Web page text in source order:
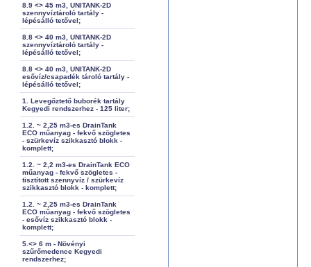
8.9 <> 45 m3, UNITANK-2D
szennyvíztároló tartály -
lépésálló tetővel;
8.8 <> 40 m3, UNITANK-2D
szennyvíztároló tartály -
lépésálló tetővel;
8.8 <> 40 m3, UNITANK-2D
esővíz/csapadék tároló tartály -
lépésálló tetővel;
1. Levegőztető buborék tartály
Kegyedi rendszerhez - 125 liter;
1.2. ~ 2,25 m3-es DrainTank
ECO műanyag - fekvő szögletes
- szürkevíz szikkasztó blokk -
komplett;
1.2. ~ 2,2 m3-es DrainTank ECO
műanyag - fekvő szögletes -
tisztított szennyvíz / szürkevíz
szikkasztó blokk - komplett;
1.2. ~ 2,25 m3-es DrainTank
ECO műanyag - fekvő szögletes
- esővíz szikkasztó blokk -
komplett;
5.<> 6 m - Növényi
szűrőmedence Kegyedi
rendszerhez;